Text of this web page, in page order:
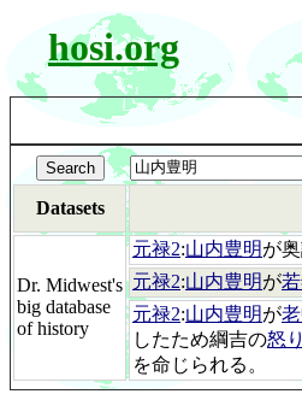
hosi.org
Datasets
Dr. Midwest's
big database
of history
元禄2:山内豊明が
元禄2:山内豊明が
元禄2:山内豊明が
したため綱吉の怒り
を命じられる。